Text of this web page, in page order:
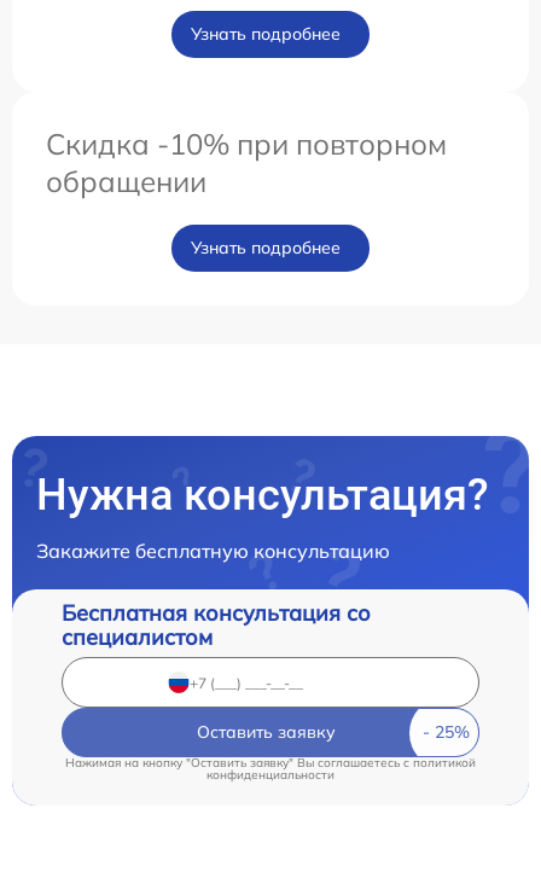
Узнать подробнее
Скидка -10% при повторном
обращении
Узнать подробнее
Нужна консультация?
Закажите бесплатную консультацию
Бесплатная консультация со
специалистом
Оставить заявку
Нажимая на кнопку "Оставить заявку" Вы соглашаетесь cполитикой
конфиденциальности